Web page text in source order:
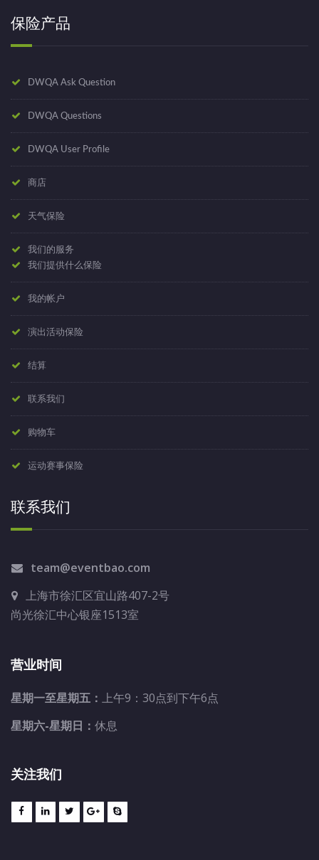
保险产品
DWQA Ask Question
DWQA Questions
DWQA User Profile
商店
天气保险
我们的服务
我们提供什么保险
我的帐户
演出活动保险
结算
联系我们
购物车
运动赛事保险
联系我们
team@eventbao.com
上海市徐汇区宜山路407-2号
尚光徐汇中心银座1513室
营业时间
星期一至星期五： 上午9：30点到下午6点
星期六-星期日： 休息
关注我们